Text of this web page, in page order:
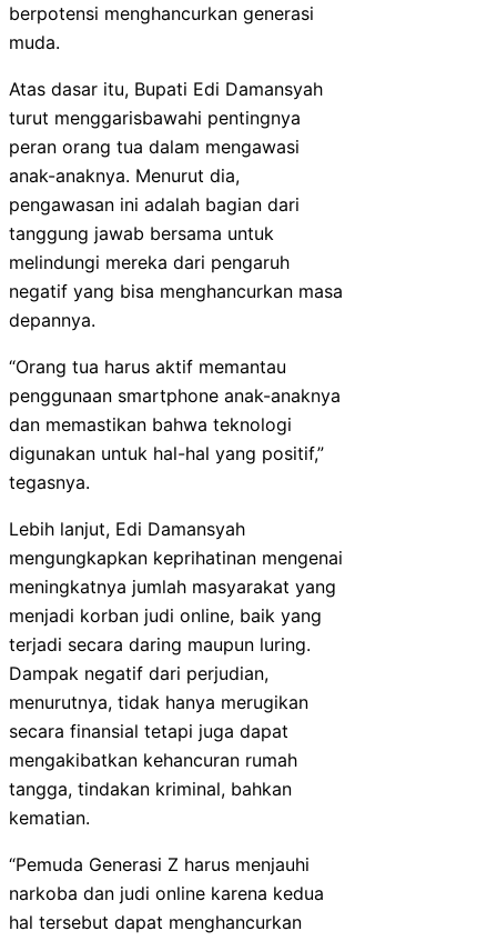
berpotensi menghancurkan generasi
muda.
Atas dasar itu, Bupati Edi Damansyah
turut menggarisbawahi pentingnya
peran orang tua dalam mengawasi
anak-anaknya. Menurut dia,
pengawasan ini adalah bagian dari
tanggung jawab bersama untuk
melindungi mereka dari pengaruh
negatif yang bisa menghancurkan masa
depannya.
“Orang tua harus aktif memantau
penggunaan smartphone anak-anaknya
dan memastikan bahwa teknologi
digunakan untuk hal-hal yang positif,”
tegasnya.
Lebih lanjut, Edi Damansyah
mengungkapkan keprihatinan mengenai
meningkatnya jumlah masyarakat yang
menjadi korban judi online, baik yang
terjadi secara daring maupun luring.
Dampak negatif dari perjudian,
menurutnya, tidak hanya merugikan
secara finansial tetapi juga dapat
mengakibatkan kehancuran rumah
tangga, tindakan kriminal, bahkan
kematian.
“Pemuda Generasi Z harus menjauhi
narkoba dan judi online karena kedua
hal tersebut dapat menghancurkan